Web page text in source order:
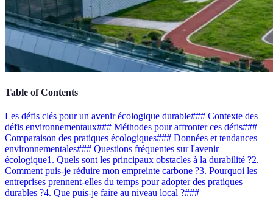
Table of Contents
Les défis clés pour un avenir écologique durable### Contexte des
défis environnementaux### Méthodes pour affronter ces défis###
Comparaison des pratiques écologiques### Données et tendances
environnementales### Questions fréquentes sur l'avenir
écologique1. Quels sont les principaux obstacles à la durabilité ?2.
Comment puis-je réduire mon empreinte carbone ?3. Pourquoi les
entreprises prennent-elles du temps pour adopter des pratiques
durables ?4. Que puis-je faire au niveau local ?###